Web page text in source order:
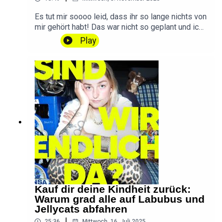
Feedback? Schreibt
mir!hallo@sindwirendlichda.deOutro by
Konstantin Ihlenfeld
Es tut mir soooo leid, dass ihr so lange nichts von
mir gehört habt! Das war nicht so geplant und ich
gelobe Besserung! Aber ich hab auch eine gute
Ausrede ... Bitte nehmt an meiner kleinen
UMFRAGE teil:
umfrage.sindwirendlichda.de(Dauert nur 5
Minuten und macht diesen Podcast besser!)
DANKE ❤️📱 SWED auf Instagram📱 SWED auf
TikTok💌 Ihr habt eine Frage, einen Wunsch oder
Feedback? Schreibt
mir!hallo@sindwirendlichda.deIntro & Outro by
Konstantin Ihlenfeld
Play
Kauf dir deine Kindheit zurück:
Warum grad alle auf Labubus und
Jellycats abfahren